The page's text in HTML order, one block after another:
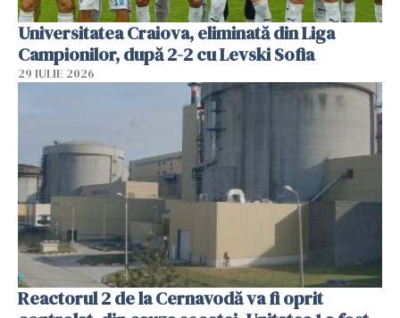
Universitatea Craiova, eliminată din Liga
Campionilor, după 2-2 cu Levski Sofia
29 IULIE 2026
Reactorul 2 de la Cernavodă va fi oprit